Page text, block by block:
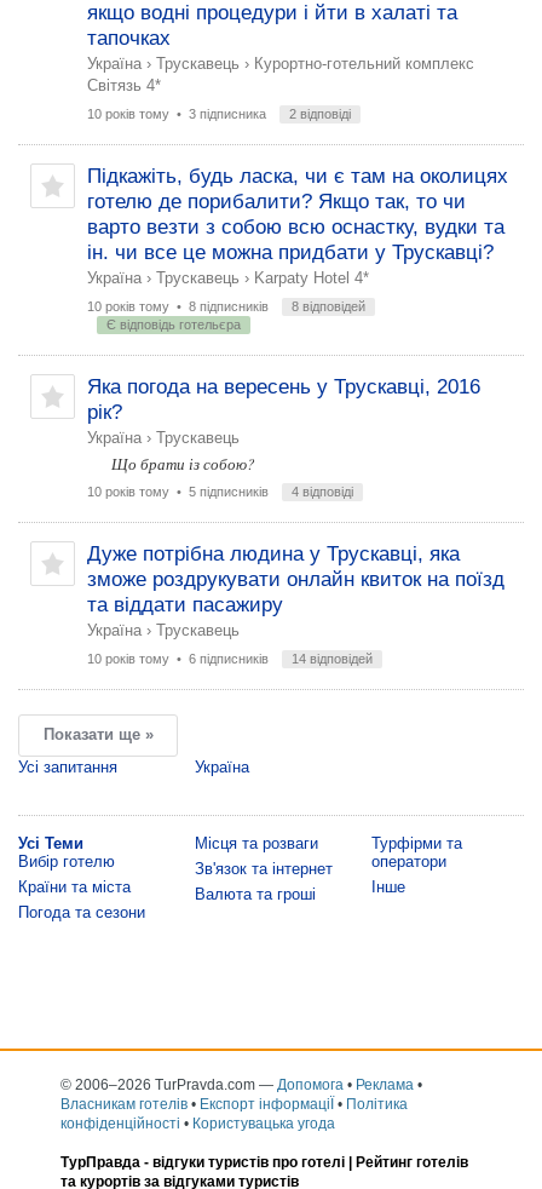
якщо водні процедури і йти в халаті та
тапочках
Україна › Трускавець › Курортно-готельний комплекс
Світязь 4*
10 років тому • 3 підписника 2 відповіді
Підкажіть, будь ласка, чи є там на околицях
готелю де порибалити? Якщо так, то чи
варто везти з собою всю оснастку, вудки та
ін. чи все це можна придбати у Трускавці?
Україна › Трускавець › Karpaty Hotel 4*
10 років тому • 8 підписників
8 відповідей
Є відповідь готельєра
Яка погода на вересень у Трускавці, 2016
рік?
Україна › Трускавець
Що брати із собою?
10 років тому • 5 підписників 4 відповіді
Дуже потрібна людина у Трускавці, яка
зможе роздрукувати онлайн квиток на поїзд
та віддати пасажиру
Україна › Трускавець
10 років тому • 6 підписників 14 відповідей
Показати ще »
Усі запитання
Україна
Усі Теми
Вибір готелю
Країни та міста
Погода та сезони
Місця та розваги
Зв'язок та інтернет
Валюта та гроші
Турфірми та
оператори
Інше
© 2006–2026 TurPravda.com — Допомога • Реклама •
Власникам готелів • Експорт інформаціЇ • Політика
конфіденційності • Користувацька угода
ТурПравда - відгуки туристів про готелі | Рейтинг готелів
та курортів за відгуками туристів